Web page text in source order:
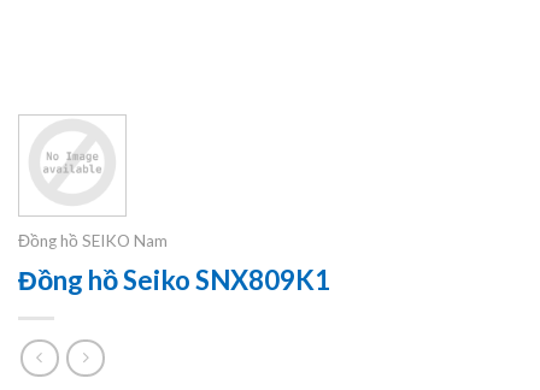
Đồng hồ SEIKO Nam
Đồng hồ Seiko SNX809K1